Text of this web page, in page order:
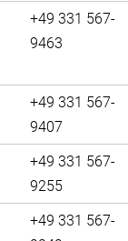
+49 331 567-
9463
+49 331 567-
9407
+49 331 567-
9255
+49 331 567-